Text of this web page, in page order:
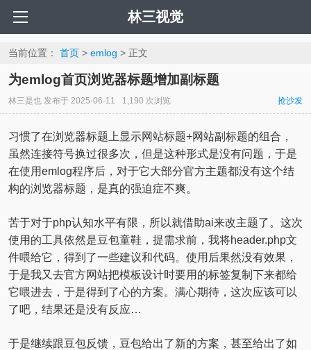
林三视觉
当前位置： 首页> emlog > 正文
为emlog首页浏览器标题增加副标题
林三是也发布于 2025-06-11 1,190 次浏览 抢沙发
习惯了在浏览器标题上显示网站标题+网站副标题的组合，
虽然连接符号换过很多次，但是这种形式是没有问题，于是
在使用emlog程序后，对于它大部分官方主题都没有这个结
构的浏览器标题，是真的强迫症不爽。
苦于对于php认知水平有限，所以就借助ai来改主题了。这次
使用的工具依然是豆包童鞋，提需求前，我将header.php文
件喂给它，得到了一些建议和代码。使用后果然没有效果，
于是我又去官方网站把模板设计时要用的标签复制下来都给
它喂进去，于是得到了心的方案。满心期待，这次应该可以
了吧，结果还是没有反应…
于是继续跟豆包反馈，豆包给出了新的方案，甚至给出了如